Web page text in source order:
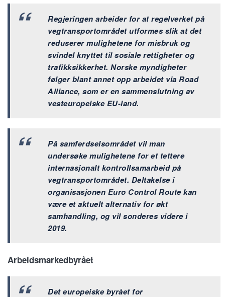
Regjeringen arbeider for at regelverket på
vegtransportområdet utformes slik at det
reduserer mulighetene for misbruk og
svindel knyttet til sosiale rettigheter og
trafikksikkerhet. Norske myndigheter
følger blant annet opp arbeidet via Road
Alliance, som er en sammenslutning av
vesteuropeiske EU-land.
På samferdselsområdet vil man
undersøke mulighetene for et tettere
internasjonalt kontrollsamarbeid på
vegtransportområdet. Deltakelse i
organisasjonen Euro Control Route kan
være et aktuelt alternativ for økt
samhandling, og vil sonderes videre i
2019.
Arbeidsmarkedbyrået
Det europeiske byrået for